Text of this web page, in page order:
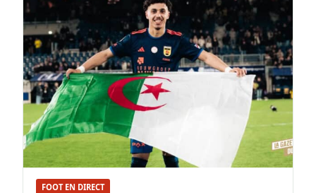
FOOT EN DIRECT